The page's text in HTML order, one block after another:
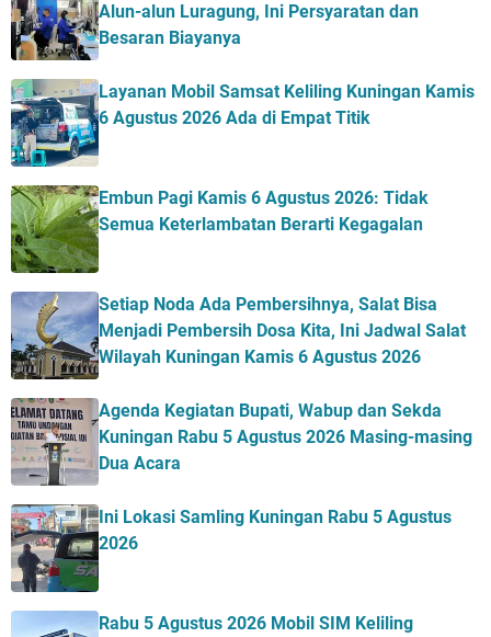
Alun-alun Luragung, Ini Persyaratan dan
Besaran Biayanya
Layanan Mobil Samsat Keliling Kuningan Kamis
6 Agustus 2026 Ada di Empat Titik
Embun Pagi Kamis 6 Agustus 2026: Tidak
Semua Keterlambatan Berarti Kegagalan
Setiap Noda Ada Pembersihnya, Salat Bisa
Menjadi Pembersih Dosa Kita, Ini Jadwal Salat
Wilayah Kuningan Kamis 6 Agustus 2026
Agenda Kegiatan Bupati, Wabup dan Sekda
Kuningan Rabu 5 Agustus 2026 Masing-masing
Dua Acara
Ini Lokasi Samling Kuningan Rabu 5 Agustus
2026
Rabu 5 Agustus 2026 Mobil SIM Keliling